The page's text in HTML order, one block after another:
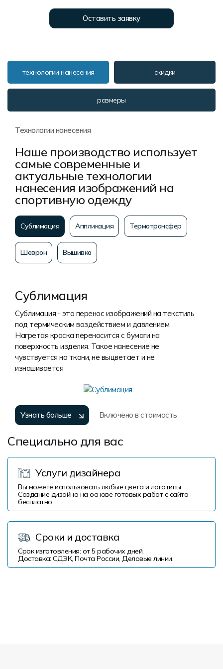
Оставить заявку
технологии нанесения скидки
размеры
Технологии нанесения
Наше производство использует
самые современные и
актуальные технологии
нанесения изображений на
спортивную одежду
Сублимация Аппликация Термотрансфер
Шеврон Вышивка
Сублимация
Сублимация - это перенос изображений на текстиль
под термическим воздействием и давлением.
Нагретая краска переносится с бумаги на
поверхность изделия. Такое нанесение не
чувствуется на ткани, не выцветает и не
изнашивается
Узнать больше Включено в стоимость
Специально для вас
Услуги дизайнера
Вы можете использовать любые цвета и логотипы.
Создание дизайна на основе готовых работ с сайта -
бесплатно
Сроки и доставка
Срок изготовления: от 5 рабочих дней.
Доставка: СДЭК, Почта России, Деловые линии.
Форма в наличии
Распродажа
Реквизиты
Система скидок и наценок
Пользовательское соглашение